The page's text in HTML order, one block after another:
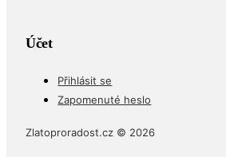
Účet
Přihlásit se
Zapomenuté heslo
Zlatoproradost.cz © 2026